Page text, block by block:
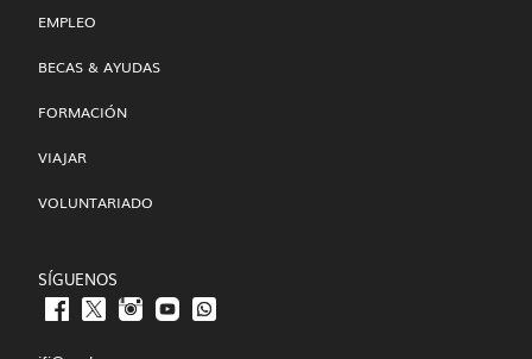
EMPLEO
BECAS & AYUDAS
FORMACIÓN
VIAJAR
VOLUNTARIADO
SÍGUENOS